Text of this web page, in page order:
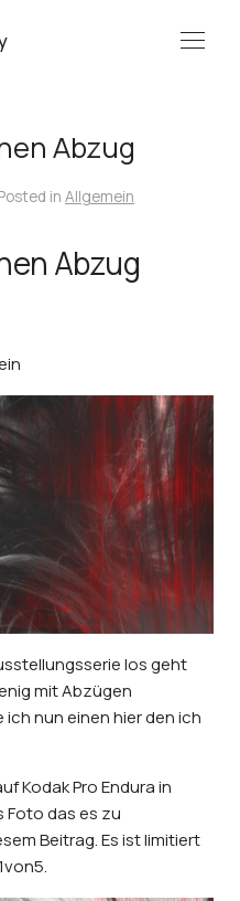
Menü
Abzug
in Allgemein
Abzug
los geht
mit Abzügen
nun einen hier den ich
Kodak Pro Endura in
Foto das es zu
Beitrag. Es ist limitiert